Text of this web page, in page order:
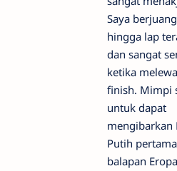
Saya berjuang
hingga lap
dan sangat
ketika
finish. Mimpi
untuk dapat
mengibarkan
Putih
balapan